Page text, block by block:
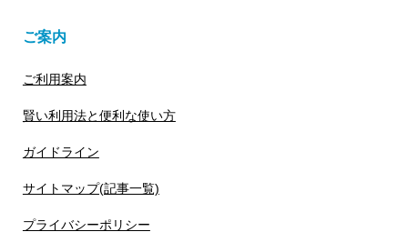
ご案内
ご利用案内
賢い利用法と便利な使い方
ガイドライン
サイトマップ(記事一覧)
プライバシーポリシー